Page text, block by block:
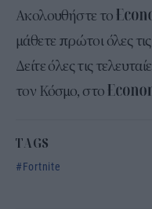
Ακολουθήστε το
μάθετε πρώτοι όλες τις
Δείτε όλες τις
τον Κόσμο, στο
TAGS
Fortnite